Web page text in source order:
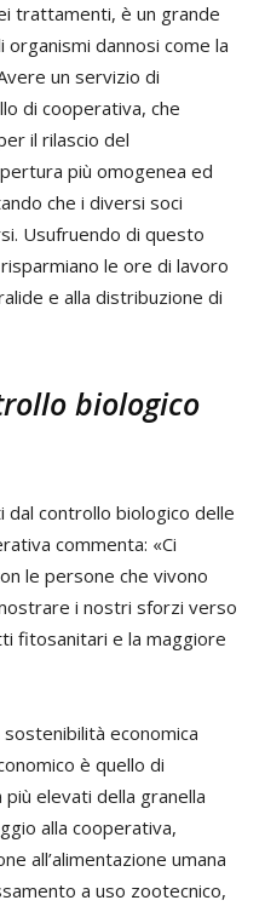
trattamenti, è un grande
dannosi come la
un servizio di
di cooperativa, che
il rilascio del
più omogenea ed
che i diversi soci
Usufruendo di questo
le ore di lavoro
e alla distribuzione di
biologico
controllo biologico delle
commenta: «Ci
le persone che vivono
i nostri sforzi verso
fitosanitari e la maggiore
sostenibilità economica
è quello di
elevati della granella
alla cooperativa,
all’alimentazione umana
a uso zootecnico,